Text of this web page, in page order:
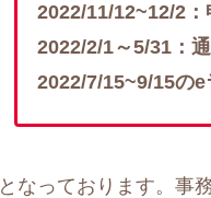
2022/11/12~12/2：
2022/2/1～5/31：
2022/7/15~9/15の
となっております。事